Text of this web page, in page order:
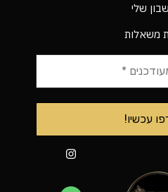
שלי
משאלות